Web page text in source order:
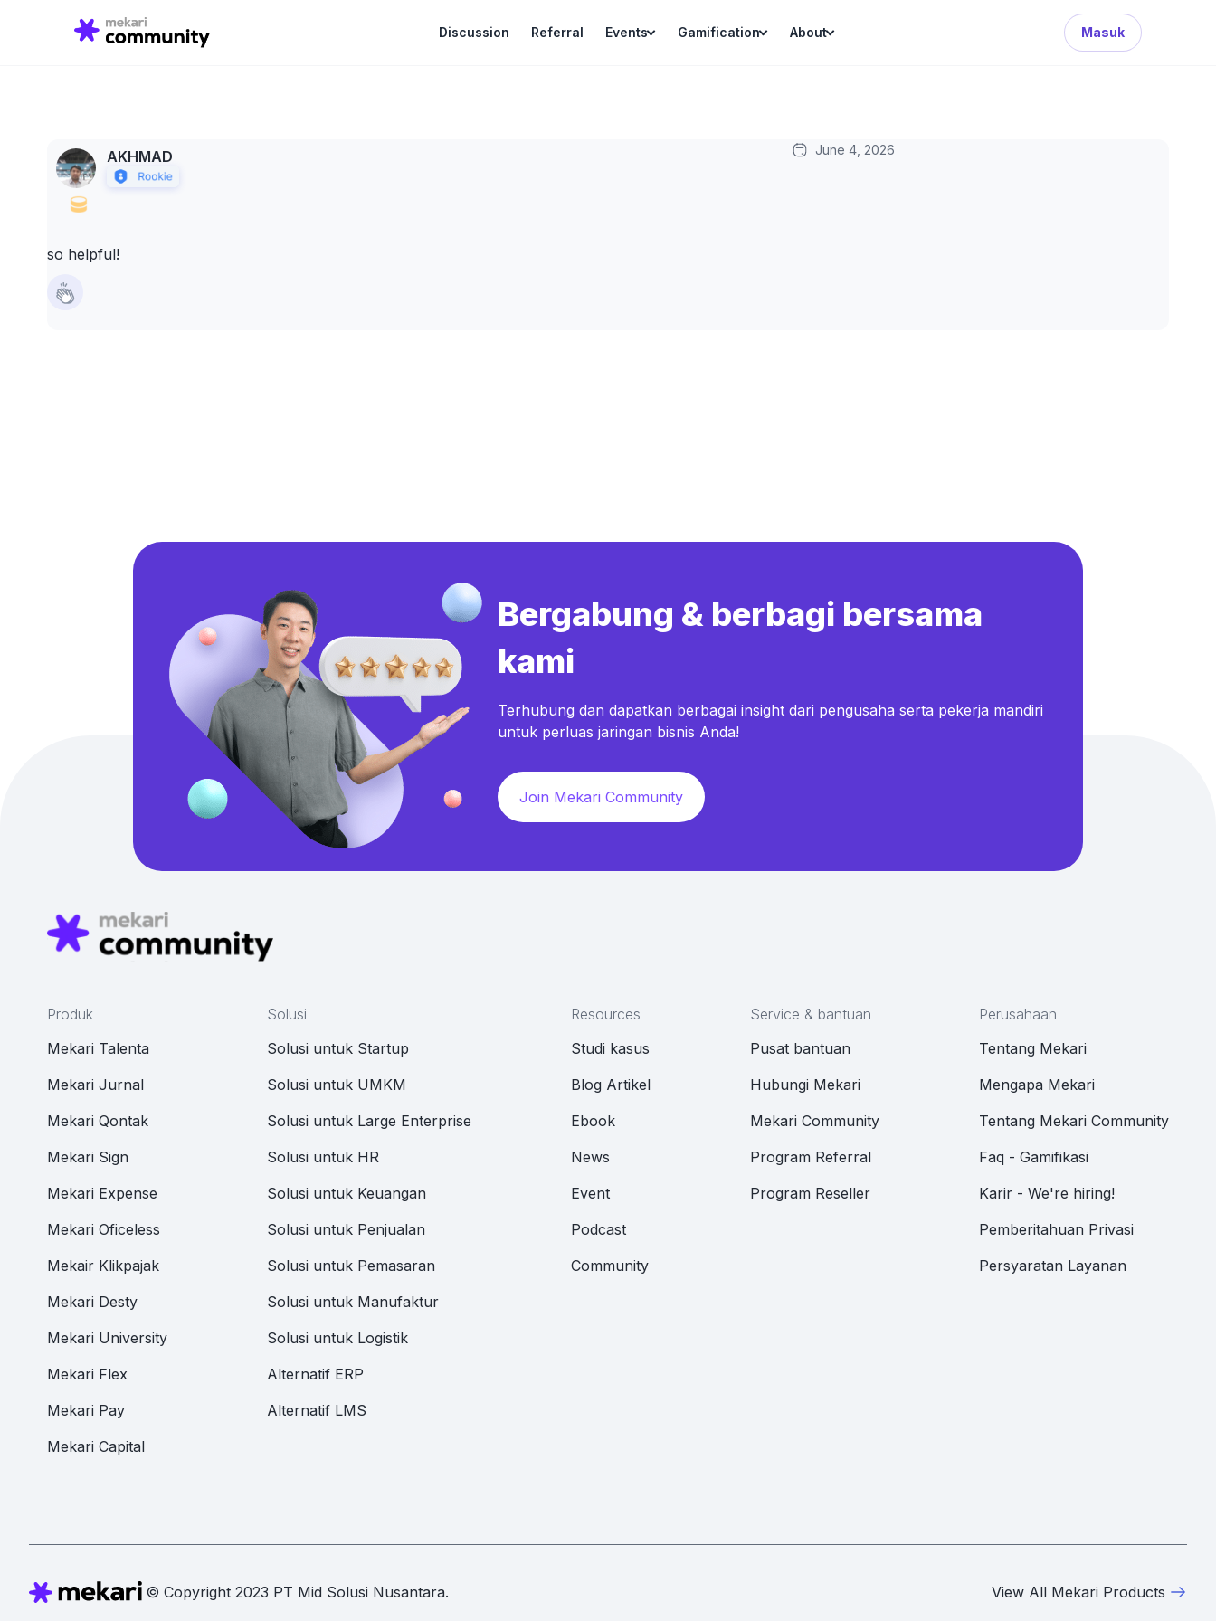
Discussion Referral Events Gamification About Masuk
for:
Search Button
AKHMAD June 4, 2026
so helpful!
Bergabung & berbagi bersama
kami
Terhubung dan dapatkan berbagai insight dari pengusaha serta pekerja mandiri
untuk perluas jaringan bisnis Anda!
Join Mekari Community
Produk
Mekari Talenta
Mekari Jurnal
Mekari Qontak
Mekari Sign
Mekari Expense
Mekari Oficeless
Mekair Klikpajak
Mekari Desty
Mekari University
Mekari Flex
Mekari Pay
Mekari Capital
Solusi
Solusi untuk Startup
Solusi untuk UMKM
Solusi untuk Large Enterprise
Solusi untuk HR
Solusi untuk Keuangan
Solusi untuk Penjualan
Solusi untuk Pemasaran
Solusi untuk Manufaktur
Solusi untuk Logistik
Alternatif ERP
Alternatif LMS
Resources
Studi kasus
Blog Artikel
Ebook
News
Event
Podcast
Community
Service & bantuan
Pusat bantuan
Hubungi Mekari
Mekari Community
Program Referral
Program Reseller
Perusahaan
Tentang Mekari
Mengapa Mekari
Tentang Mekari Community
Faq - Gamifikasi
Karir - We're hiring!
Pemberitahuan Privasi
Persyaratan Layanan
© Copyright 2023 PT Mid Solusi Nusantara. View All Mekari Products